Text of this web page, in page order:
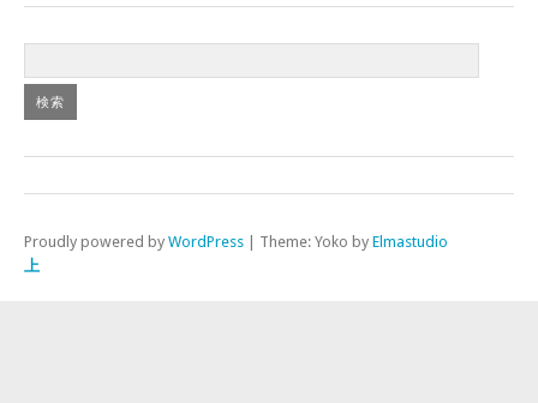
Proudly powered by WordPress Theme: Yoko by Elmastudio
上